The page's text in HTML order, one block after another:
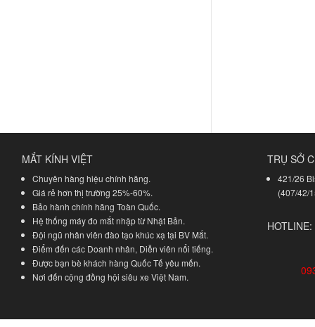
MẮT KÍNH VIỆT
Chuyên hàng hiệu chính hãng.
Giá rẻ hơn thị trường 25%-60%.
Bảo hành chính hãng Toàn Quốc.
Hệ thống máy đo mắt nhập từ Nhật Bản.
Đội ngũ nhân viên đào tạo khúc xạ tại BV Mắt.
Điểm đến các Doanh nhân, Diễn viên nổi tiếng.
Được bạn bè khách hàng Quốc Tế yêu mến.
Nơi đến cộng đồng hội siêu xe Việt Nam.
TRỤ SỞ
421/26
(407/42/
HOTLINE: